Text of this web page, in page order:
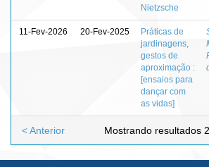
Nietzsche
11-Fev-2026 20-Fev-2025
Práticas de
jardinagens,
gestos de
aproximação :
[ensaios para
dançar com
as vidas]
Mostrando resultados
< Anterior